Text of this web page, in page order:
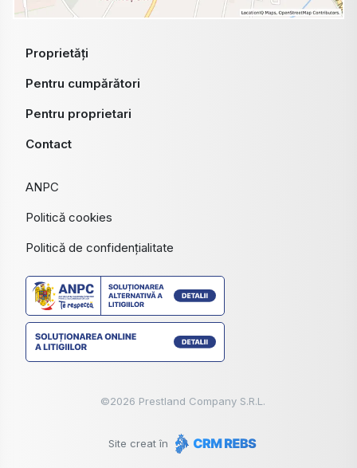
Proprietăți
Pentru cumpărători
Pentru proprietari
Contact
ANPC
Politică cookies
Politică de confidențialitate
©2026 Prestland Company S.R.L.
Site creat în